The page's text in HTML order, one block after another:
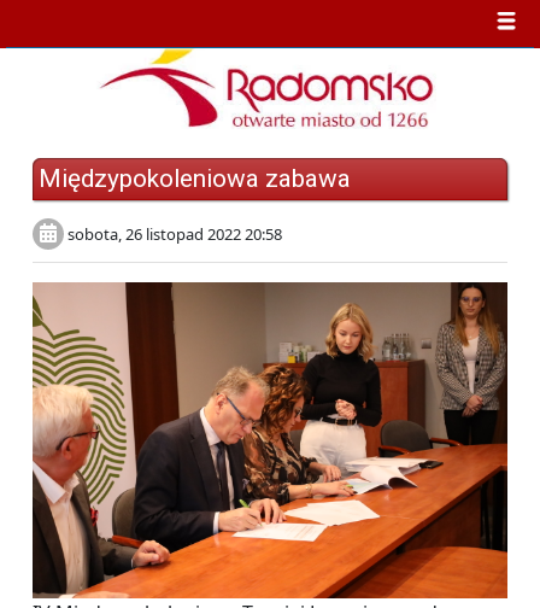
Międzypokoleniowa zabawa
sobota, 26 listopad 2022 20:58